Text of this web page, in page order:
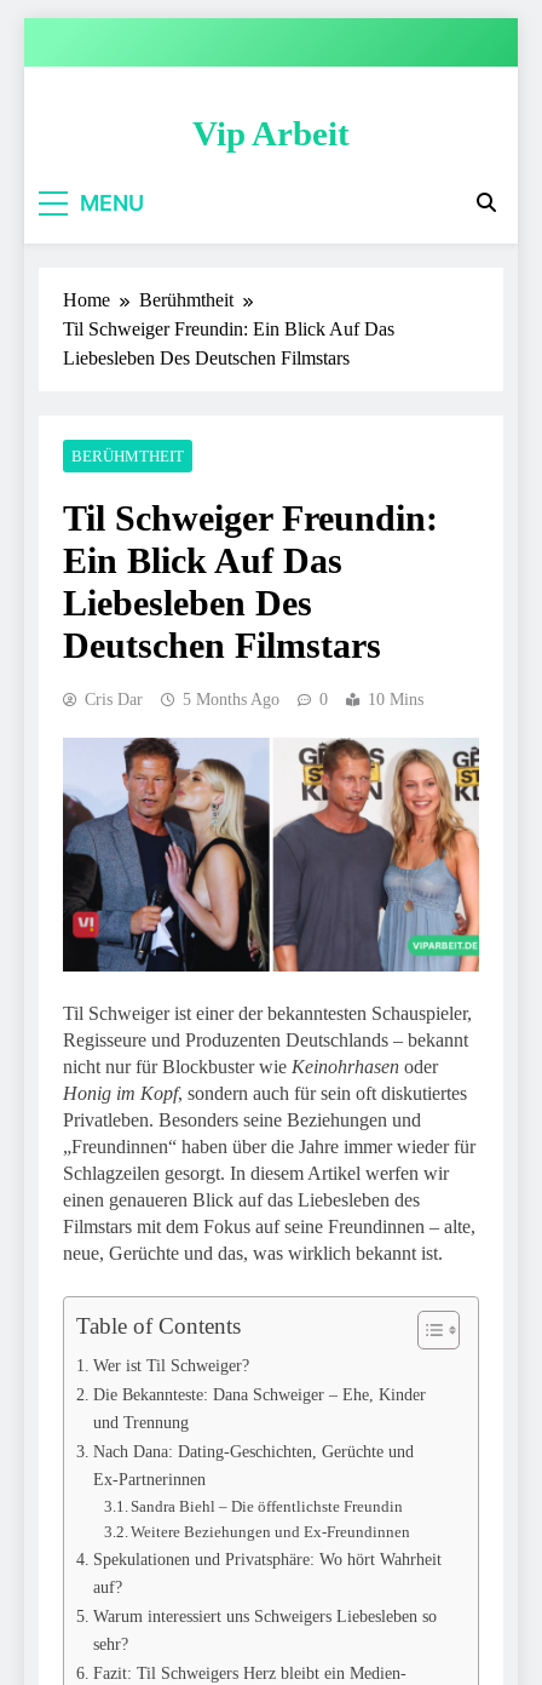
Vip Arbeit
MENU
Home
Berühmtheit
Til Schweiger Freundin: Ein Blick Auf Das
Liebesleben Des Deutschen Filmstars
BERÜHMTHEIT
Til Schweiger Freundin:
Ein Blick Auf Das
Liebesleben Des
Deutschen Filmstars
Cris Dar 5 Months Ago 0 10 Mins
Til Schweiger ist einer der bekanntesten Schauspieler,
Regisseure und Produzenten Deutschlands – bekannt
nicht nur für Blockbuster wie Keinohrhasen oder
Honig im Kopf, sondern auch für sein oft diskutiertes
Privatleben. Besonders seine Beziehungen und
„Freundinnen“ haben über die Jahre immer wieder für
Schlagzeilen gesorgt. In diesem Artikel werfen wir
einen genaueren Blick auf das Liebesleben des
Filmstars mit dem Fokus auf seine Freundinnen – alte,
neue, Gerüchte und das, was wirklich bekannt ist.
Table of Contents
Wer ist Til Schweiger?
Die Bekannteste: Dana Schweiger – Ehe, Kinder
und Trennung
Nach Dana: Dating‑Geschichten, Gerüchte und
Ex‑Partnerinnen
Sandra Biehl – Die öffentlichste Freundin
Weitere Beziehungen und Ex‑Freundinnen
Spekulationen und Privatsphäre: Wo hört Wahrheit
auf?
Warum interessiert uns Schweigers Liebesleben so
sehr?
Fazit: Til Schweigers Herz bleibt ein Medien-